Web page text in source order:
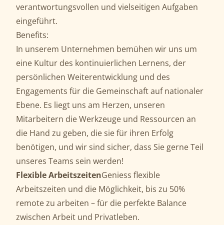
verantwortungsvollen und vielseitigen Aufgaben
eingeführt.
Benefits:
In unserem Unternehmen bemühen wir uns um
eine Kultur des kontinuierlichen Lernens, der
persönlichen Weiterentwicklung und des
Engagements für die Gemeinschaft auf nationaler
Ebene. Es liegt uns am Herzen, unseren
Mitarbeitern die Werkzeuge und Ressourcen an
die Hand zu geben, die sie für ihren Erfolg
benötigen, und wir sind sicher, dass Sie gerne Teil
unseres Teams sein werden!
Flexible ArbeitszeitenGeniess flexible
Arbeitszeiten und die Möglichkeit, bis zu 50%
remote zu arbeiten – für die perfekte Balance
zwischen Arbeit und Privatleben.